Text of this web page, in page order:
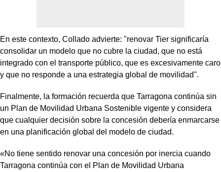
En este contexto, Collado advierte: "renovar Tier significaría
consolidar un modelo que no cubre la ciudad, que no está
integrado con el transporte público, que es excesivamente caro
y que no responde a una estrategia global de movilidad".
Finalmente, la formación recuerda que Tarragona continúa sin
un Plan de Movilidad Urbana Sostenible vigente y considera
que cualquier decisión sobre la concesión debería enmarcarse
en una planificación global del modelo de ciudad.
«No tiene sentido renovar una concesión por inercia cuando
Tarragona continúa con el Plan de Movilidad Urbana